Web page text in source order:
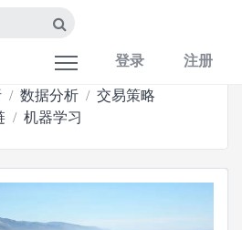
登录 注册
数据分析
交易策略
机器学习